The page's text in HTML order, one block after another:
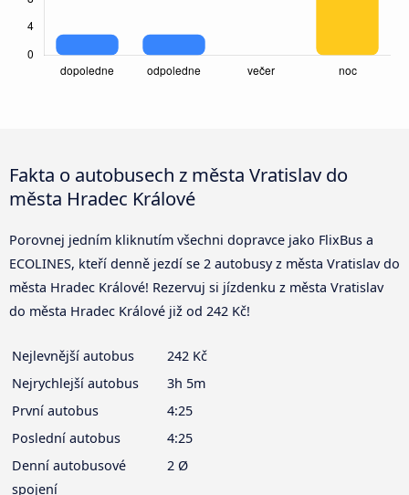
Fakta o autobusech z města Vratislav do
města Hradec Králové
Porovnej jedním kliknutím všechni dopravce jako FlixBus a
ECOLINES, kteří denně jezdí se 2 autobusy z města Vratislav do
města Hradec Králové! Rezervuj si jízdenku z města Vratislav
do města Hradec Králové již od 242 Kč!
Nejlevnější autobus
242 Kč
Nejrychlejší autobus
3h 5m
První autobus
4:25
Poslední autobus
4:25
Denní autobusové
spojení
2 Ø